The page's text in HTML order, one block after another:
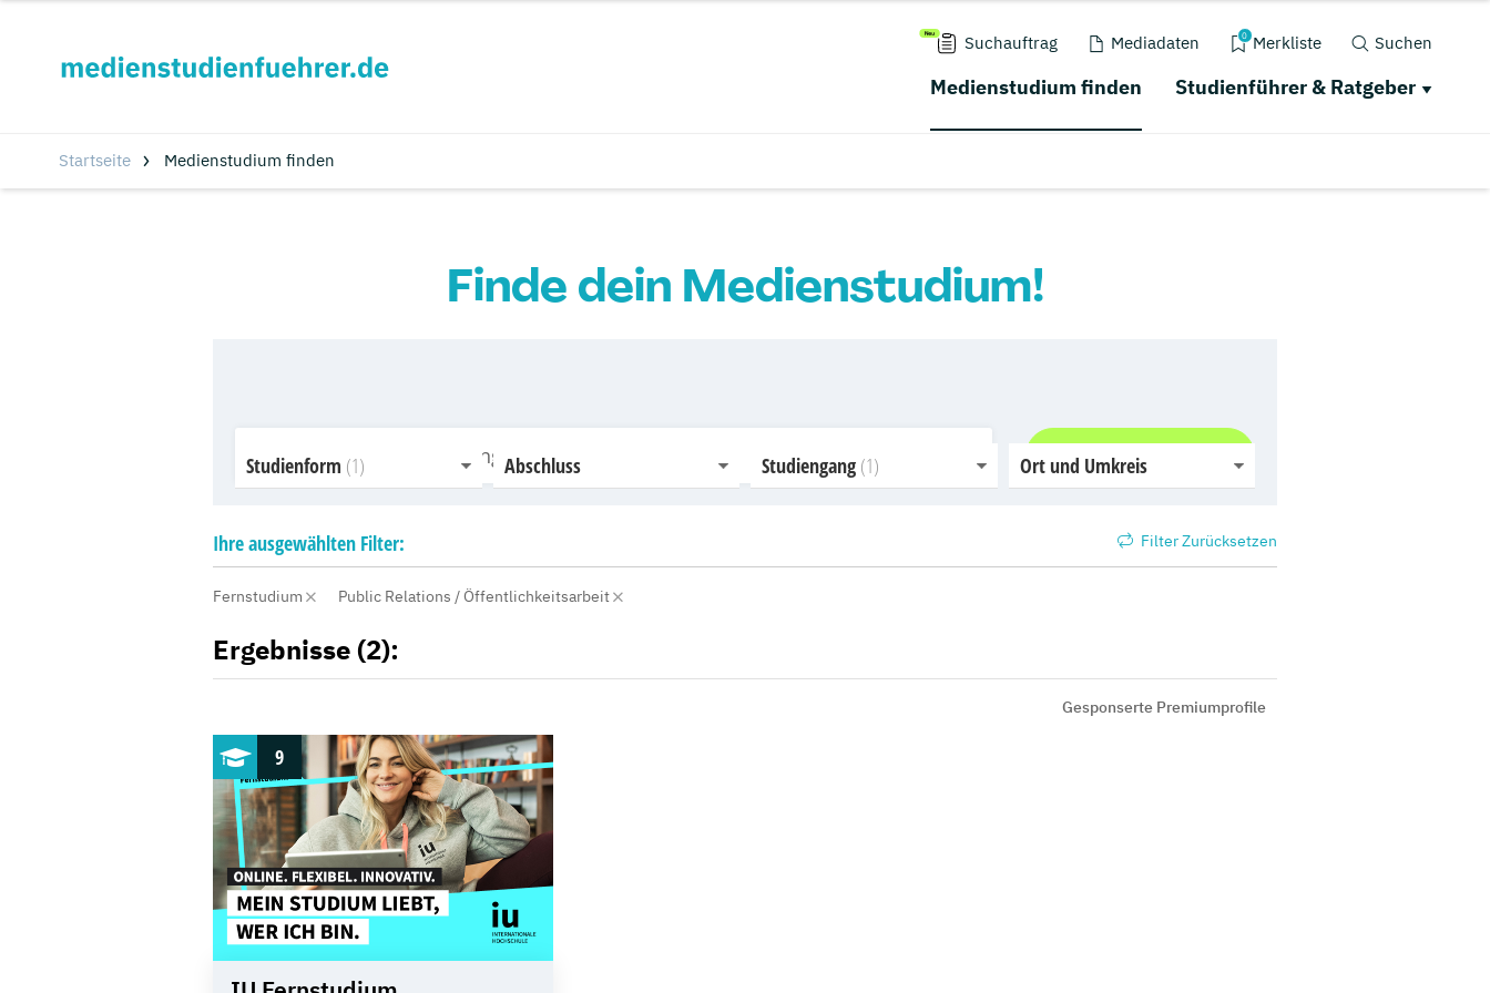
Suchauftrag Mediadaten 0 Merkliste Suchen
Medienstudium finden Studienführer & Ratgeber
Startseite Medienstudium finden
Finde dein Medienstudium!
Jetzt finden
Ihreausgewählten Filter: Filter Zurücksetzen
Fernstudium Public Relations / Öffentlichkeitsarbeit
Studienform Abschluss Studiengang Ort und Umkreis
Ergebnisse (2):
Gesponserte Premiumprofile
9